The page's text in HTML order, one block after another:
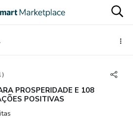
)
PROSPERIDADE E 108
POSITIVAS